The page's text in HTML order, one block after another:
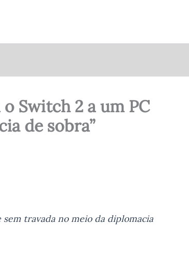
Switch 2 a um PC
de sobra”
travada no meio da diplomacia